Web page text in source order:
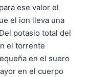
ese valor el
el ion lleva una
Del potasio total del
el torrente
en el suero
en el cuerpo